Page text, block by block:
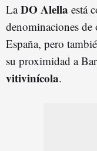
LaDO Alella está
denominaciones de
España, pero
su proximidad a
vitivinícola.